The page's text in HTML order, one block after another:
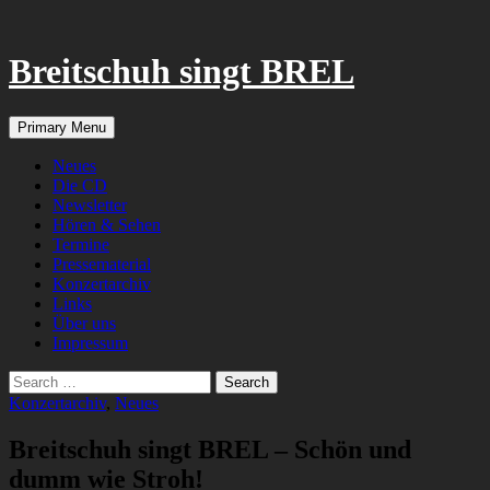
Breitschuh singt BREL
Search
Primary Menu
to
Neues
Die CD
Newsletter
Hören & Sehen
Termine
Pressematerial
Konzertarchiv
Links
Über uns
Impressum
Search
for:
Konzertarchiv, Neues
Breitschuh singt BREL – Schön und
dumm wie Stroh!